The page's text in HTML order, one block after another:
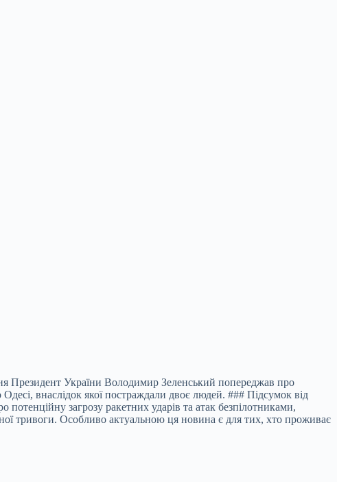
Президент України Володимир Зеленський попереджав про
внаслідок якої постраждали двоє людей. ### Підсумок від
загрозу ракетних ударів та атак безпілотниками,
тривоги. Особливо актуальною ця новина є для тих, хто проживає